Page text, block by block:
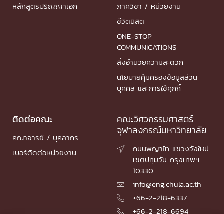
หลักสูตรปริญญาเอก
ภาควิชา / หน่วยงาน
ชีวิตนิสิต
ONE-STOP
COMMUNICATIONS
สิ่งอำนวยความสะดวก
นโยบายคุ้มครองข้อมูลส่วน
บุคคล และการใช้คุกกี้
ติดต่อคณะ
คณาจารย์ / บุคลากร
เบอร์ติดต่อหน่วยงาน
คณะวิศวกรรมศาสตร์
จุฬาลงกรณ์มหาวิทยาลัย

ถนนพญาไท แขวงวังใหม่
เขตปทุมวัน กรุงเทพฯ
10330
 info@eng.chula.ac.th
 +66-2-218-6337
 +66-2-218-6694